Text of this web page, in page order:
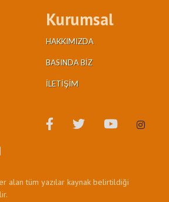
Kurumsal
HAKKIMIZDA
BASINDA BIZ
İLETIŞIM
alan tüm yazılar kaynak belirtildiği